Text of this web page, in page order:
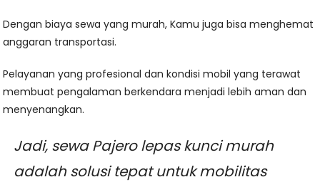
Dengan biaya sewa yang murah, Kamu juga bisa menghemat
anggaran transportasi.
Pelayanan yang profesional dan kondisi mobil yang terawat
membuat pengalaman berkendara menjadi lebih aman dan
menyenangkan.
Jadi, sewa Pajero lepas kunci murah
adalah solusi tepat untuk mobilitas